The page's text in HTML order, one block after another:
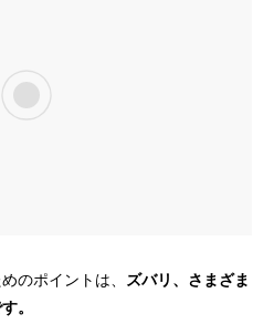
のポイントは、
ズバリ、さまざま
。